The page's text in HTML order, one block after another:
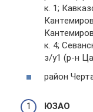
к. 1;
к. 4;
з/у1 (р-н
район
ЮЗАО